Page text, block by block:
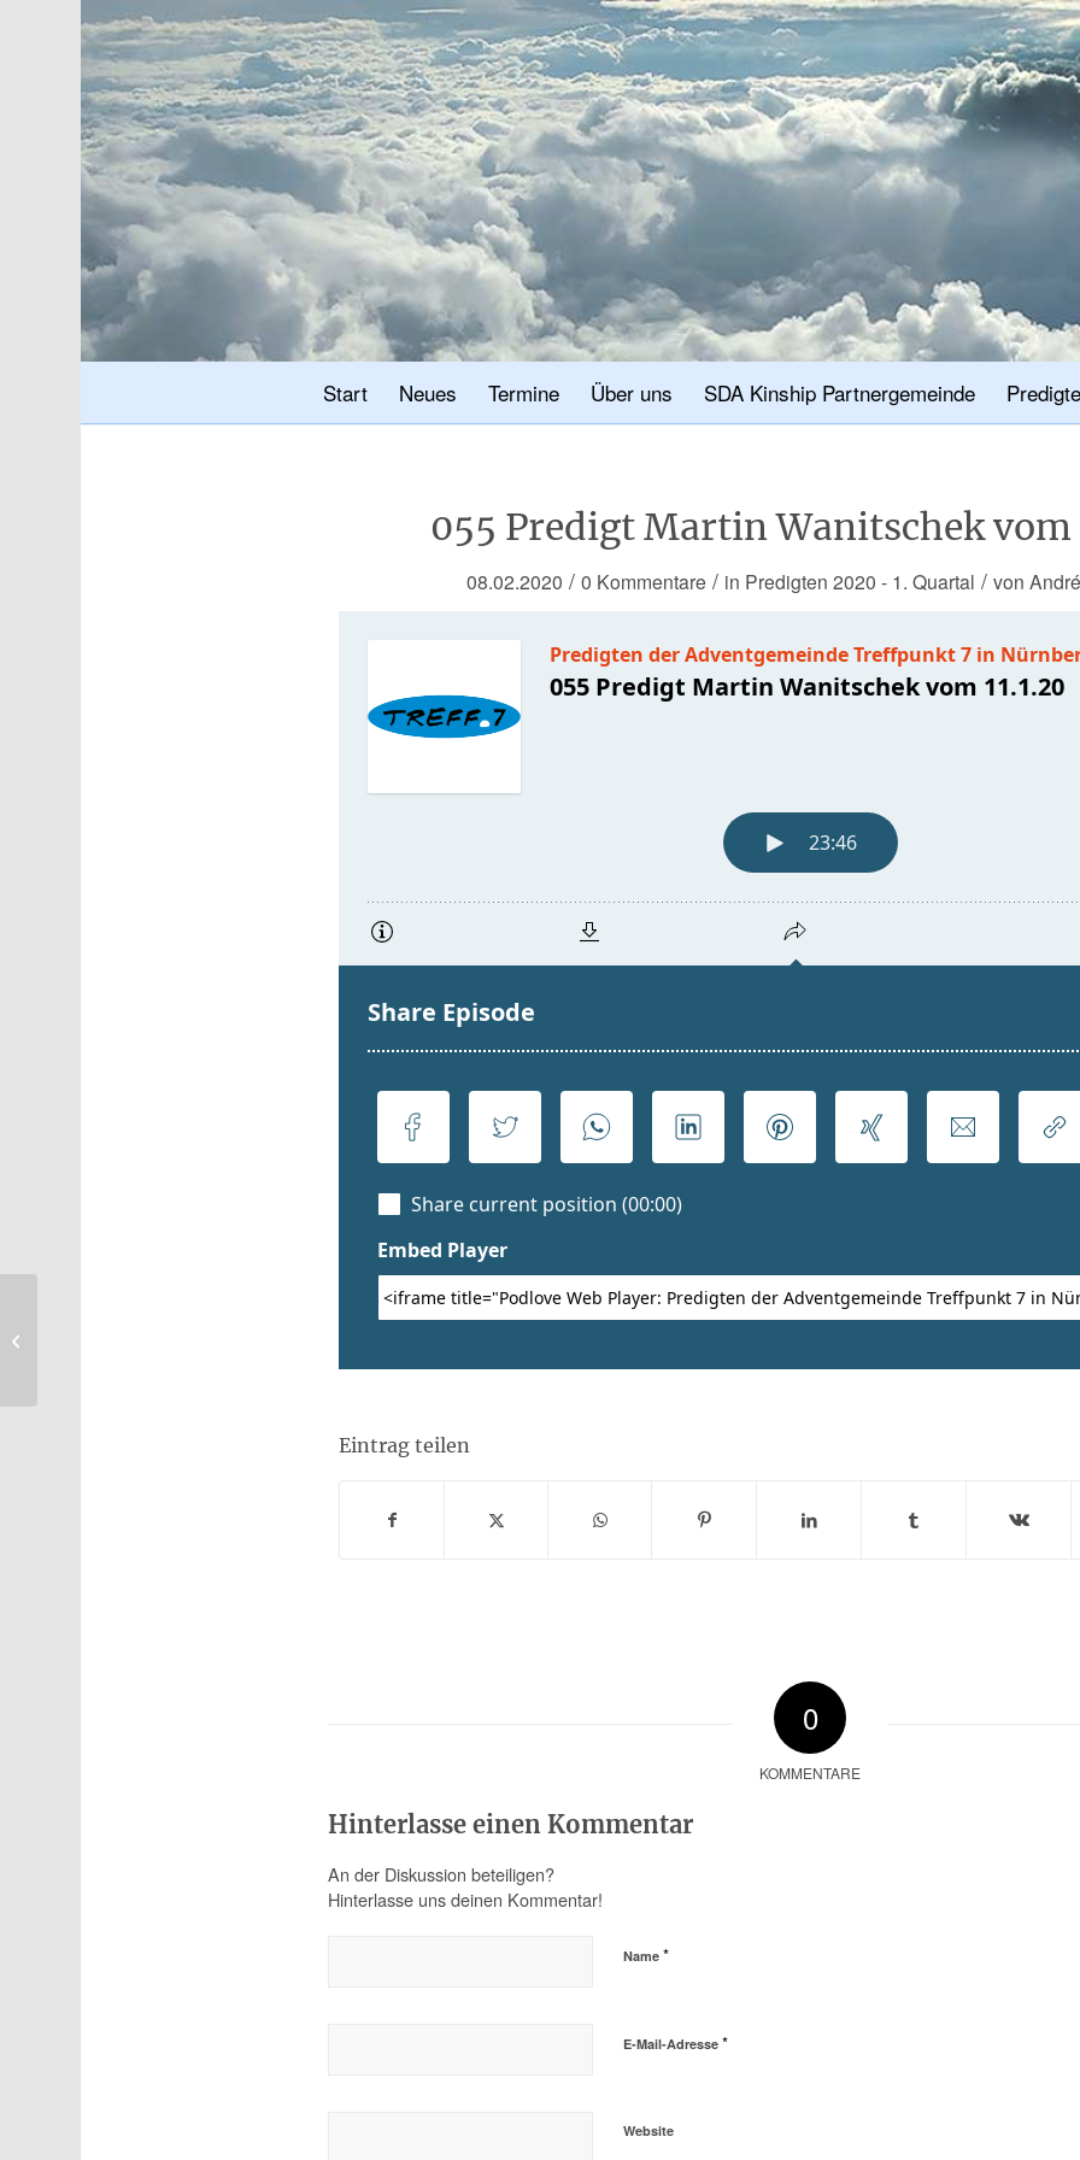
Start Neues Termine Über uns SDA Kinship Partnergemeinde
055 Predigt Martin Wanitschek vom
08.02.2020 / 0 Kommentare / in Predigten 2020 - 1. Quartal / von
Eintrag teilen
0
KOMMENTARE
Hinterlasse einen Kommentar
An der Diskussion beteiligen?
Hinterlasse uns deinen Kommentar!
Name *
E-Mail-Adresse *
Website